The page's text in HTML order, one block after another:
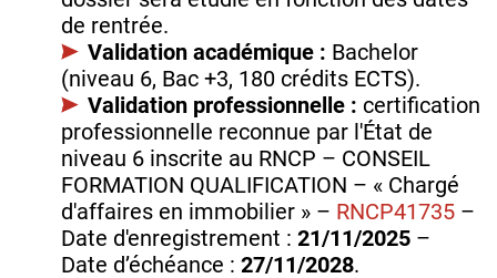
de rentrée.
Validation académique : Bachelor
(niveau 6, Bac +3, 180 crédits ECTS).
Validation professionnelle : certification
professionnelle reconnue par l'État de
niveau 6 inscrite au RNCP – CONSEIL
FORMATION QUALIFICATION – « Chargé
d'affaires en immobilier » – RNCP41735 –
Date d'enregistrement : 21/11/2025 –
Date d’échéance : 27/11/2028.